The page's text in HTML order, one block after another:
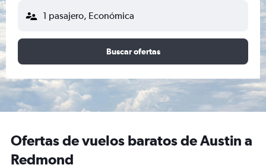
1 pasajero, Económica
Buscar ofertas
Ofertas de vuelos baratos de Austin a
Redmond